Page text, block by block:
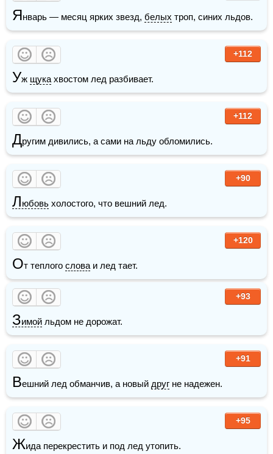
Январь — месяц ярких звезд, белых троп, синих льдов.
+112
Уж щука хвостом лед разбивает.
+112
Другим дивились, а сами на льду обломились.
+90
Любовь холостого, что вешний лед.
+120
От теплого слова и лед тает.
+93
Зимой льдом не дорожат.
+91
Вешний лед обманчив, а новый друг не надежен.
+95
Жида перекрестить и под лед утопить.